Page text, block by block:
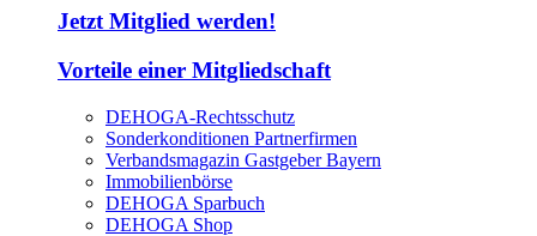
Jetzt Mitglied werden!
Vorteile einer Mitgliedschaft
DEHOGA-Rechtsschutz
Sonderkonditionen Partnerfirmen
Verbandsmagazin Gastgeber Bayern
Immobilienbörse
DEHOGA Sparbuch
DEHOGA Shop